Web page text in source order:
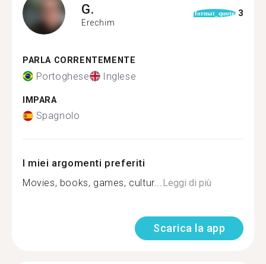
G.
Erechim
format_quote 3
PARLA CORRENTEMENTE
Portoghese Inglese
IMPARA
Spagnolo
I miei argomenti preferiti
Movies, books, games, cultur...Leggi di più
Scarica la app